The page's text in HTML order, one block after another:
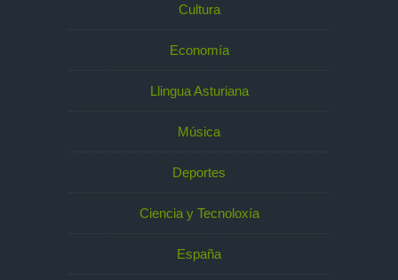
Cultura
Economía
Llingua Asturiana
Música
Deportes
Ciencia y Tecnoloxía
España